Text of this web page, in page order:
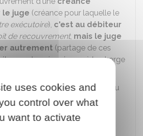
juge (créance pour laquelle le
exécutoire), c'est au débiteur
de recouvrement, mais le juge
autrement (partage de ces
ou le créancier, ou à la charge
de recouvrement dépend du
par le commissaire de justice
peut porter sur 1 des
uses cookies and
control over what
want to activate